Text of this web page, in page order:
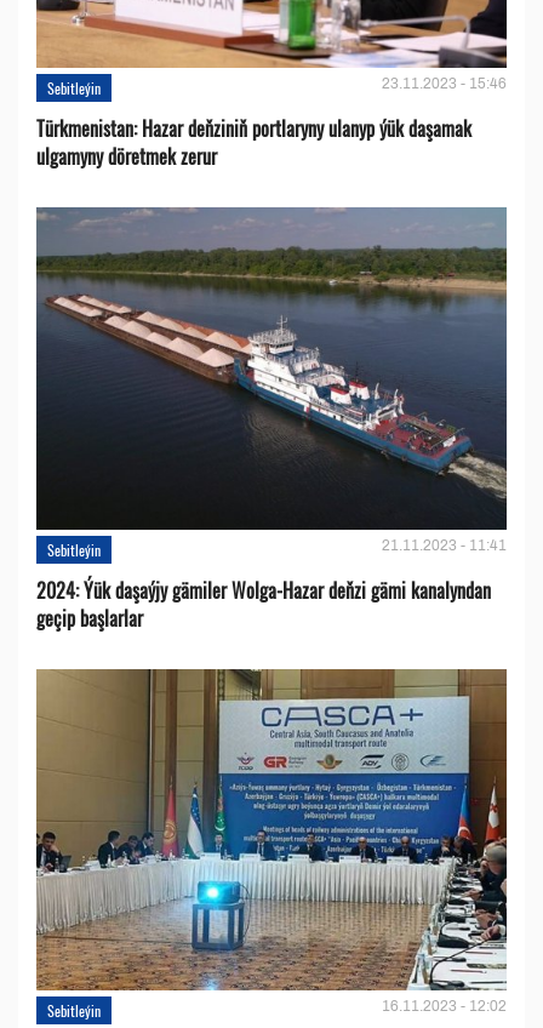
Sebitleýin 23.11.2023 - 15:46
Türkmenistan: Hazar deňziniň portlaryny ulanyp ýük daşamak
ulgamyny döretmek zerur
Sebitleýin 21.11.2023 - 11:41
2024: Ýük daşaýjy gämiler Wolga-Hazar deňzi gämi kanalyndan
geçip başlarlar
Sebitleýin 16.11.2023 - 12:02